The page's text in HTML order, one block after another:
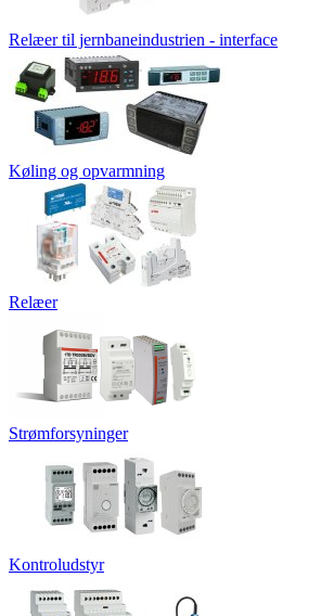
Relæer til jernbaneindustrien - interface
Køling og opvarmning
Relæer
Strømforsyninger
Kontroludstyr